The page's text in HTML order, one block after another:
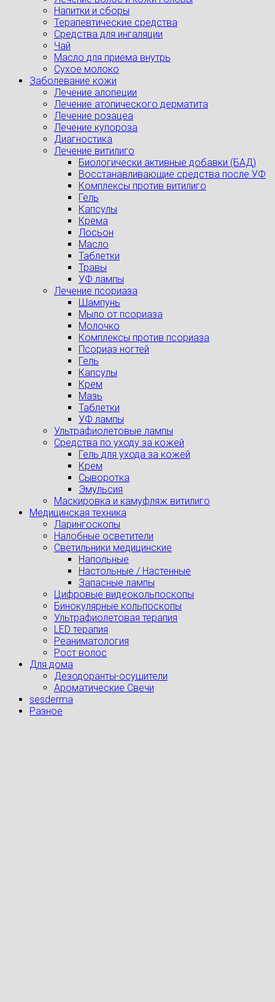
Напитки и сборы
Терапевтические средства
Средства для ингаляции
Чай
Масло для приема внутрь
Сухое молоко
Заболевание кожи
Лечение алопеции
Лечение атопического дерматита
Лечение розацеа
Лечение купороза
Диагностика
Лечение витилиго
Биологически активные добавки (БАД)
Восстанавливающие средства после УФ
Комплексы против витилиго
Гель
Капсулы
Крема
Лосьон
Масло
Таблетки
Травы
УФ лампы
Лечение псориаза
Шампунь
Мыло от псориаза
Молочко
Комплексы против псориаза
Псориаз ногтей
Гель
Капсулы
Крем
Мазь
Таблетки
УФ лампы
Ультрафиолетовые лампы
Средства по уходу за кожей
Гель для ухода за кожей
Крем
Сыворотка
Эмульсия
Маскировка и камуфляж витилиго
Медицинская техника
Ларингоскопы
Налобные осветители
Светильники медицинские
Напольные
Настольные / Настенные
Запасные лампы
Цифровые видеокольпоскопы
Бинокулярные кольпоскопы
Ультрафиолетовая терапия
LED терапия
Реаниматология
Рост волос
Для дома
Дезодоранты-осушители
Ароматические Свечи
sesderma
Разное